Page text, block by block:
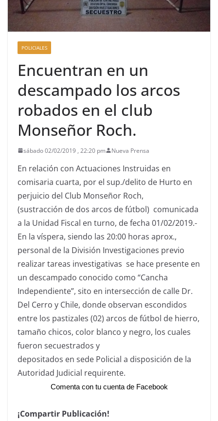
POLICIALES
Encuentran en un
descampado los arcos
robados en el club
Monseñor Roch.
sábado 02/02/2019 , 22:20 pm Nueva Prensa
En relación con Actuaciones Instruidas en
comisaria cuarta, por el sup./delito de Hurto en
perjuicio del Club Monseñor Roch,
(sustracción de dos arcos de fútbol) comunicada
a la Unidad Fiscal en turno, de fecha 01/02/2019.-
En la víspera, siendo las 20:00 horas aprox.,
personal de la División Investigaciones previo
realizar tareas investigativas se hace presente en
un descampado conocido como “Cancha
Independiente”, sito en intersección de calle Dr.
Del Cerro y Chile, donde observan escondidos
entre los pastizales (02) arcos de fútbol de hierro,
tamaño chicos, color blanco y negro, los cuales
fueron secuestrados y
depositados en sede Policial a disposición de la
Autoridad Judicial requirente.
Comenta con tu cuenta de Facebook
¡Compartir Publicación!